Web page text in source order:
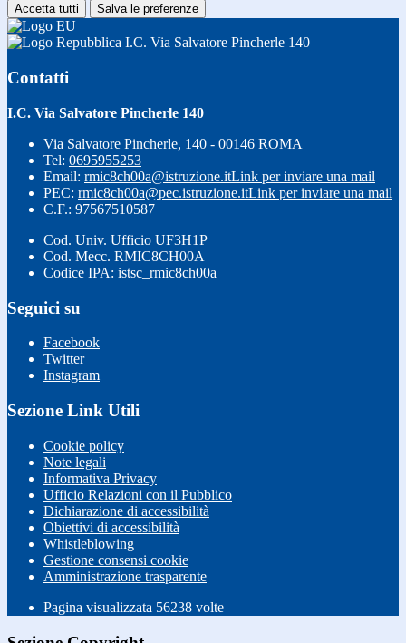
Accetta tutti Salva le preferenze
I.C. Via Salvatore Pincherle 140
Contatti
I.C. Via Salvatore Pincherle 140
Via Salvatore Pincherle, 140 - 00146 ROMA
Tel: 0695955253
Email: rmic8ch00a@istruzione.itLink per inviare una mail
PEC: rmic8ch00a@pec.istruzione.itLink per inviare una mail
C.F.: 97567510587
Cod. Univ. Ufficio UF3H1P
Cod. Mecc. RMIC8CH00A
Codice IPA: istsc_rmic8ch00a
Seguici su
Facebook
Twitter
Instagram
Sezione Link Utili
Cookie policy
Note legali
Informativa Privacy
Ufficio Relazioni con il Pubblico
Dichiarazione di accessibilità
Obiettivi di accessibilità
Whistleblowing
Gestione consensi cookie
Amministrazione trasparente
Pagina visualizzata 56238 volte